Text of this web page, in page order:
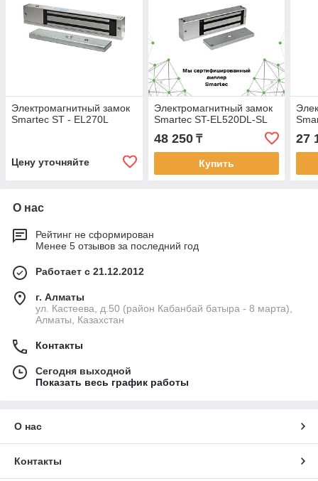
Электромагнитный замок
Smartec ST - EL270L
Цену уточняйте
Электромагнитный замок
Smartec ST-EL520DL-SL
48 250₸
Купить
27
О нас
Рейтинг не сформирован
Менее 5 отзывов за последний год
Работает с 21.12.2012
г. Алматы
ул. Кастеева, д.50 (район Кабанбай батыра - 8 марта),
Алматы, Казахстан
Контакты
Сегодня выходной
Показать весь график работы
О нас
Контакты